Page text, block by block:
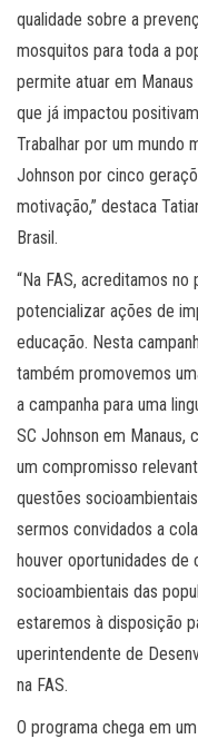
qualidade sobre a
mosquitos para toda a
permite atuar em
que já impactou
Trabalhar por um mundo
Johnson por cinco
motivação,” destaca
Brasil.
“Na FAS, acreditamos
potencializar ações de
educação. Nesta
também promovemos
a campanha para uma
SC Johnson em Manaus,
um compromisso
questões
sermos convidados a
houver oportunidades de
socioambientais das
estaremos à disposição
uperintendente de
na FAS.
O programa chega em